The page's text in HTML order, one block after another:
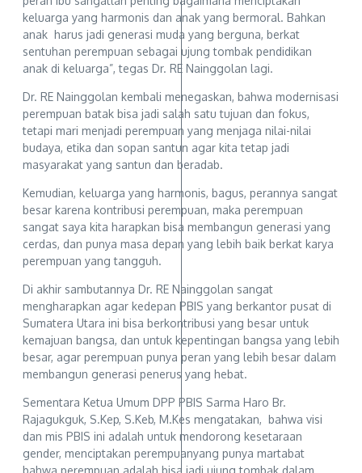
keluarga yang harmonis dan anak yang bermoral. Bahkan
anak harus jadi generasi muda yang berguna, berkat
sentuhan perempuan sebagai ujung tombak pendidikan
anak di keluarga”, tegas Dr. RE Nainggolan lagi.
Dr. RE Nainggolan kembali menegaskan, bahwa modernisasi
perempuan batak bisa jadi salah satu tujuan dan fokus,
tetapi mari menjadi perempuan yang menjaga nilai-nilai
budaya, etika dan sopan santun agar kita tetap jadi
masyarakat yang santun dan beradab.
Kemudian, keluarga yang harmonis, bagus, perannya sangat
besar karena kontribusi perempuan, maka perempuan
sangat saya kita harapkan bisa membangun generasi yang
cerdas, dan punya masa depan yang lebih baik berkat karya
perempuan yang tangguh.
Di akhir sambutannya Dr. RE Nainggolan sangat
mengharapkan agar kedepan PBIS yang berkantor pusat di
Sumatera Utara ini bisa berkontribusi yang besar untuk
kemajuan bangsa, dan untuk kepentingan bangsa yang lebih
besar, agar perempuan punya peran yang lebih besar dalam
membangun generasi penerus yang hebat.
Sementara Ketua Umum DPP PBIS Sarma Haro Br.
Rajagukguk, S.Kep, S.Keb, M.Kes mengatakan, bahwa visi
dan mis PBIS ini adalah untuk mendorong kesetaraan
gender, menciptakan perempuanyang punya martabat